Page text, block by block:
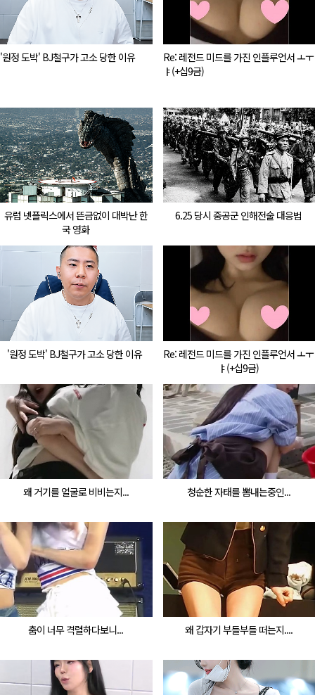
'원정 도박' BJ철구가 고소 당한 이유
Re: 레전드 미드를 가진 인플루언서 ㅗㅜ
ㅑ(+십9금)
유럽 넷플릭스에서 뜬금없이 대박난 한
국 영화
6.25 당시 중공군 인해전술 대응법
'원정 도박' BJ철구가 고소 당한 이유
Re: 레전드 미드를 가진 인플루언서 ㅗㅜ
ㅑ(+십9금)
왜 거기를 얼굴로 비비는지... 청순한 자태를 뽐내는중인...
춤이 너무 격렬하다보니... 왜 갑자기 부들부들 떠는지....